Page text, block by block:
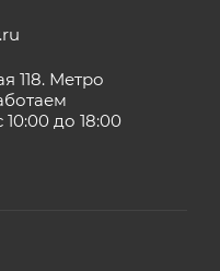
118. Метро
до 18:00